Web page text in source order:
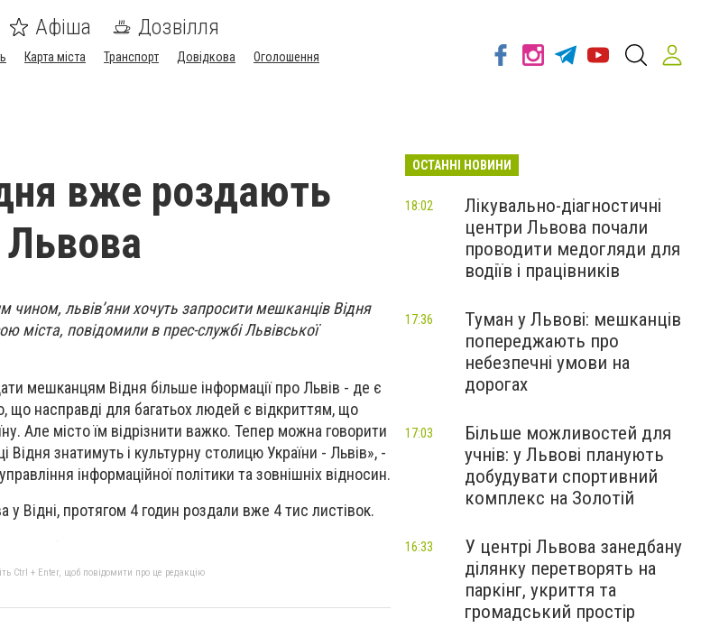
Афіша Дозвілля
Карта міста Транспорт Довідкова
Оголошення
вже роздають
чином, львів’яни хочуть запросити мешканців Відня
міста, повідомили в прес-службі Львівської
мешканцям Відня більше інформації про Львів - де є
що насправді для багатьох людей є відкриттям, що
Але місто їм відрізнити важко. Тепер можна говорити
Відня знатимуть і культурну столицю України - Львів», -
інформаційної політики та зовнішніх відносин.
у Відні, протягом 4 годин роздали вже 4 тис листівок.
Ctrl + Enter, щоб повідомити про це редакцію
ОСТАННІ НОВИНИ
Лікувально-діагностичні
центри Львова почали
проводити медогляди для
водіїв і працівників
18:02
Туман у Львові: мешканців
попереджають про
небезпечні умови на
дорогах
17:36
Більше можливостей для
учнів: у Львові планують
добудувати спортивний
комплекс на Золотій
17:03
У центрі Львова занедбану
ділянку перетворять на
паркінг, укриття та
громадський простір
16:33